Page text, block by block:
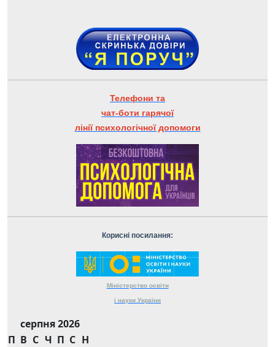
Телефони та
чат-боти гарячої
лінії психологічної допомоги
Корисні посилання:
Міністерство освіти
і науки України
серпня 2026
П В С Ч П С Н